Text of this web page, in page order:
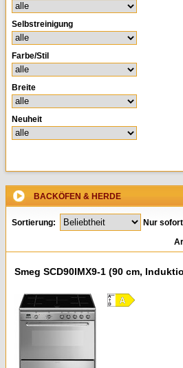
Selbstreinigung
Farbe/Stil
Breite
Neuheit
BACKÖFEN & HERDE
Sortierung:
Nur
Smeg SCD90IMX9-1 (90 cm,